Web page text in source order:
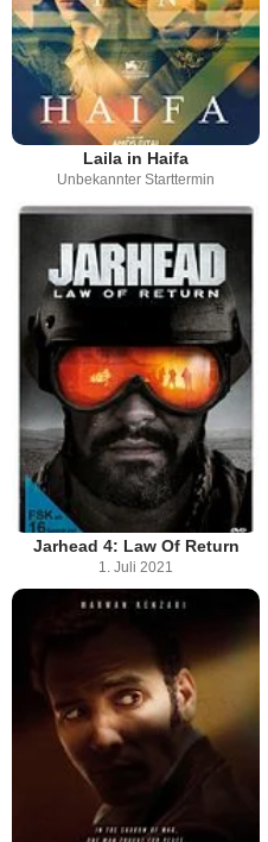
Laila in Haifa
Unbekannter Starttermin
Jarhead 4: Law Of Return
1. Juli 2021